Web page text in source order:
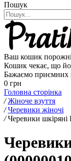
Пошук
Ваш кошик
Кошик чекає, що
Бажаємо приємних
0 грн
Головна сторінка
/ Жіноче взуття
/ Черевики жіночі
/ Черевики шкіряні